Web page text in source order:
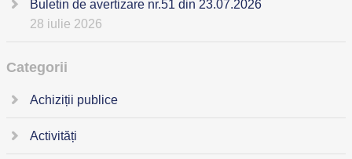
Buletin de avertizare nr.51 din 23.07.2026
28 iulie 2026
Categorii
Achiziții publice
Activități